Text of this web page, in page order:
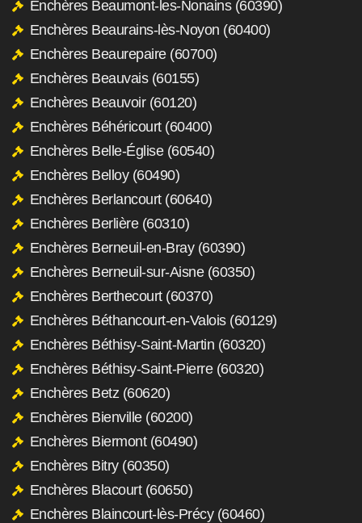
Enchères Beaumont-les-Nonains (60390)
Enchères Beaurains-lès-Noyon (60400)
Enchères Beaurepaire (60700)
Enchères Beauvais (60155)
Enchères Beauvoir (60120)
Enchères Béhéricourt (60400)
Enchères Belle-Église (60540)
Enchères Belloy (60490)
Enchères Berlancourt (60640)
Enchères Berlière (60310)
Enchères Berneuil-en-Bray (60390)
Enchères Berneuil-sur-Aisne (60350)
Enchères Berthecourt (60370)
Enchères Béthancourt-en-Valois (60129)
Enchères Béthisy-Saint-Martin (60320)
Enchères Béthisy-Saint-Pierre (60320)
Enchères Betz (60620)
Enchères Bienville (60200)
Enchères Biermont (60490)
Enchères Bitry (60350)
Enchères Blacourt (60650)
Enchères Blaincourt-lès-Précy (60460)